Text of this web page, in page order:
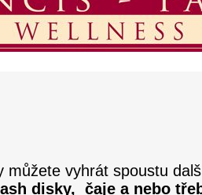
můžete vyhrát spoustu
disky, čaje a nebo